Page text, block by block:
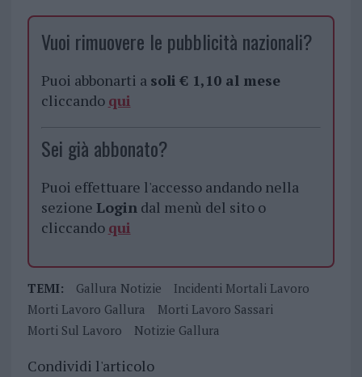
Vuoi rimuovere le pubblicità nazionali?
Puoi abbonarti a soli € 1,10 al mese
cliccando qui
Sei già abbonato?
Puoi effettuare l'accesso andando nella
sezione Logindal menù del sito o
cliccando qui
TEMI: Gallura Notizie
Incidenti Mortali Lavoro
Morti Lavoro Gallura
Morti Lavoro Sassari
Morti Sul Lavoro
Notizie Gallura
Condividi l'articolo